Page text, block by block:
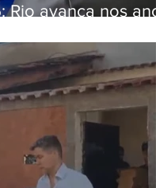
Rio avança nos